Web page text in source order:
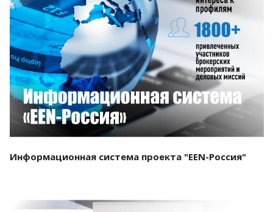
Смотреть проект
Информационная система проекта "EEN-Россия"